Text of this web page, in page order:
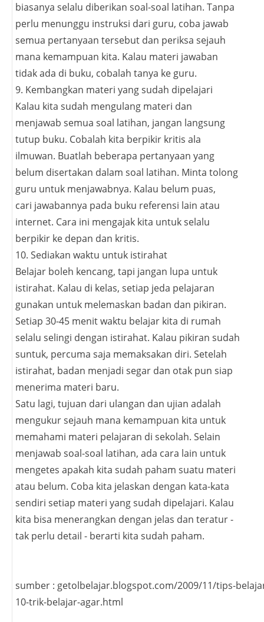
biasanya selalu diberikan soal-soal latihan. Tanpa
perlu menunggu instruksi dari guru, coba jawab
semua pertanyaan tersebut dan periksa sejauh
mana kemampuan kita. Kalau materi jawaban
tidak ada di buku, cobalah tanya ke guru.
9. Kembangkan materi yang sudah dipelajari
Kalau kita sudah mengulang materi dan
menjawab semua soal latihan, jangan langsung
tutup buku. Cobalah kita berpikir kritis ala
ilmuwan. Buatlah beberapa pertanyaan yang
belum disertakan dalam soal latihan. Minta tolong
guru untuk menjawabnya. Kalau belum puas,
cari jawabannya pada buku referensi lain atau
internet. Cara ini mengajak kita untuk selalu
berpikir ke depan dan kritis.
10. Sediakan waktu untuk istirahat
Belajar boleh kencang, tapi jangan lupa untuk
istirahat. Kalau di kelas, setiap jeda pelajaran
gunakan untuk melemaskan badan dan pikiran.
Setiap 30-45 menit waktu belajar kita di rumah
selalu selingi dengan istirahat. Kalau pikiran sudah
suntuk, percuma saja memaksakan diri. Setelah
istirahat, badan menjadi segar dan otak pun siap
menerima materi baru.
Satu lagi, tujuan dari ulangan dan ujian adalah
mengukur sejauh mana kemampuan kita untuk
memahami materi pelajaran di sekolah. Selain
menjawab soal-soal latihan, ada cara lain untuk
mengetes apakah kita sudah paham suatu materi
atau belum. Coba kita jelaskan dengan kata-kata
sendiri setiap materi yang sudah dipelajari. Kalau
kita bisa menerangkan dengan jelas dan teratur -
tak perlu detail - berarti kita sudah paham.
sumber : getolbelajar.blogspot.com/2009/11/tips-
10-trik-belajar-agar.html